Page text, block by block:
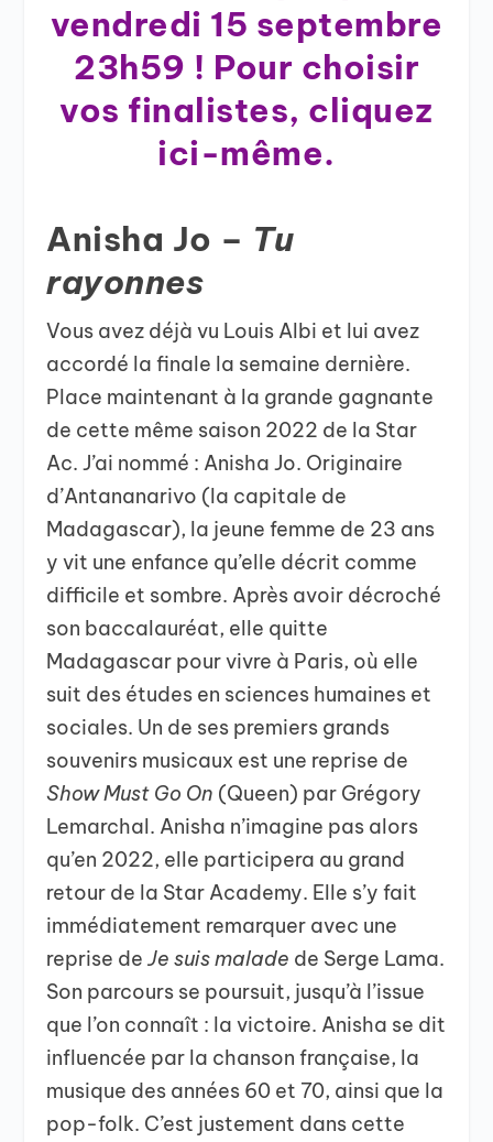
vendredi 15 septembre
23h59 ! Pour choisir
vos finalistes, cliquez
ici-même.
Anisha Jo – Tu
rayonnes
Vous avez déjà vu Louis Albi et lui avez
accordé la finale la semaine dernière.
Place maintenant à la grande gagnante
de cette même saison 2022 de la Star
Ac. J’ai nommé : Anisha Jo. Originaire
d’Antananarivo (la capitale de
Madagascar), la jeune femme de 23 ans
y vit une enfance qu’elle décrit comme
difficile et sombre. Après avoir décroché
son baccalauréat, elle quitte
Madagascar pour vivre à Paris, où elle
suit des études en sciences humaines et
sociales. Un de ses premiers grands
souvenirs musicaux est une reprise de
Show Must Go On (Queen) par Grégory
Lemarchal. Anisha n’imagine pas alors
qu’en 2022, elle participera au grand
retour de la Star Academy. Elle s’y fait
immédiatement remarquer avec une
reprise deJe suis malade de Serge Lama.
Son parcours se poursuit, jusqu’à l’issue
que l’on connaît : la victoire. Anisha se dit
influencée par la chanson française, la
musique des années 60 et 70, ainsi que la
pop-folk. C’est justement dans cette